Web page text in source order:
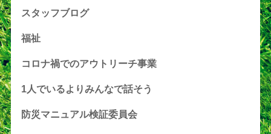
スタッフブログ
福祉
コロナ禍でのアウトリーチ事業
1人でいるよりみんなで話そう
防災マニュアル検証委員会